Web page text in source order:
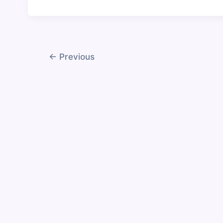
← Previous